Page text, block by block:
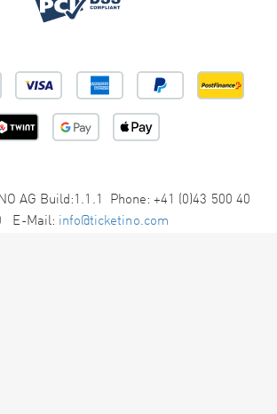
AG Build:1.1.1 Phone: +41 (0)43 500 40
E-Mail: info@ticketino.com